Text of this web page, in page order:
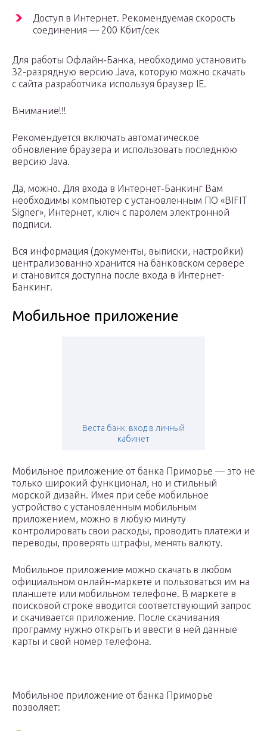
Доступ в Интернет. Рекомендуемая скорость
соединения — 200 Кбит/сек
Для работы Офлайн-Банка, необходимо установить
32-разрядную версию Java, которую можно скачать
с сайта разработчика используя браузер IE.
Внимание!!!
Рекомендуется включать автоматическое
обновление браузера и использовать последнюю
версию Java.
Да, можно. Для входа в Интернет-Банкинг Вам
необходимы компьютер с установленным ПО «BIFIT
Signer», Интернет, ключ с паролем электронной
подписи.
Вся информация (документы, выписки, настройки)
централизованно хранится на банковском сервере
и становится доступна после входа в Интернет-
Банкинг.
Мобильное приложение
Веста банк: вход в личный
кабинет
Мобильное приложение от банка Приморье — это не
только широкий функционал, но и стильный
морской дизайн. Имея при себе мобильное
устройство с установленным мобильным
приложением, можно в любую минуту
контролировать свои расходы, проводить платежи и
переводы, проверять штрафы, менять валюту.
Мобильное приложение можно скачать в любом
официальном онлайн-маркете и пользоваться им на
планшете или мобильном телефоне. В маркете в
поисковой строке вводится соответствующий запрос
и скачивается приложение. После скачивания
программу нужно открыть и ввести в ней данные
карты и свой номер телефона.
Мобильное приложение от банка Приморье
позволяет: